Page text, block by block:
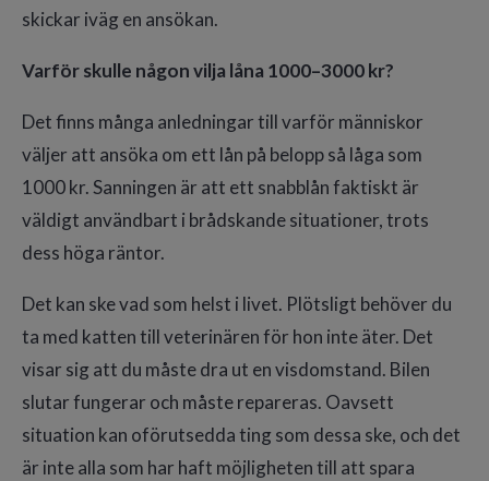
skickar iväg en ansökan.
Varför skulle någon vilja låna 1000–3000 kr?
Det finns många anledningar till varför människor
väljer att ansöka om ett lån på belopp så låga som
1000 kr. Sanningen är att ett snabblån faktiskt är
väldigt användbart i brådskande situationer, trots
dess höga räntor.
Det kan ske vad som helst i livet. Plötsligt behöver du
ta med katten till veterinären för hon inte äter. Det
visar sig att du måste dra ut en visdomstand. Bilen
slutar fungerar och måste repareras. Oavsett
situation kan oförutsedda ting som dessa ske, och det
är inte alla som har haft möjligheten till att spara